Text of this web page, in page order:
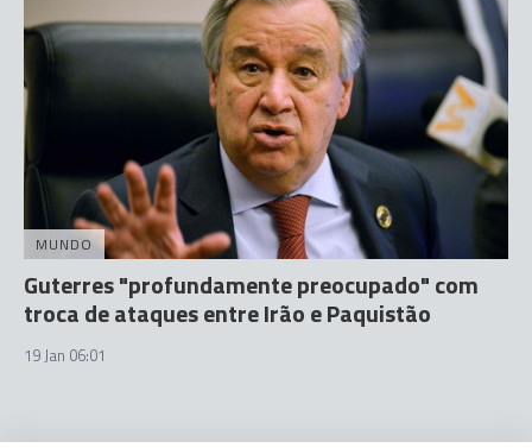
MUNDO
Guterres "profundamente preocupado" com
troca de ataques entre Irão e Paquistão
19 Jan 06:01